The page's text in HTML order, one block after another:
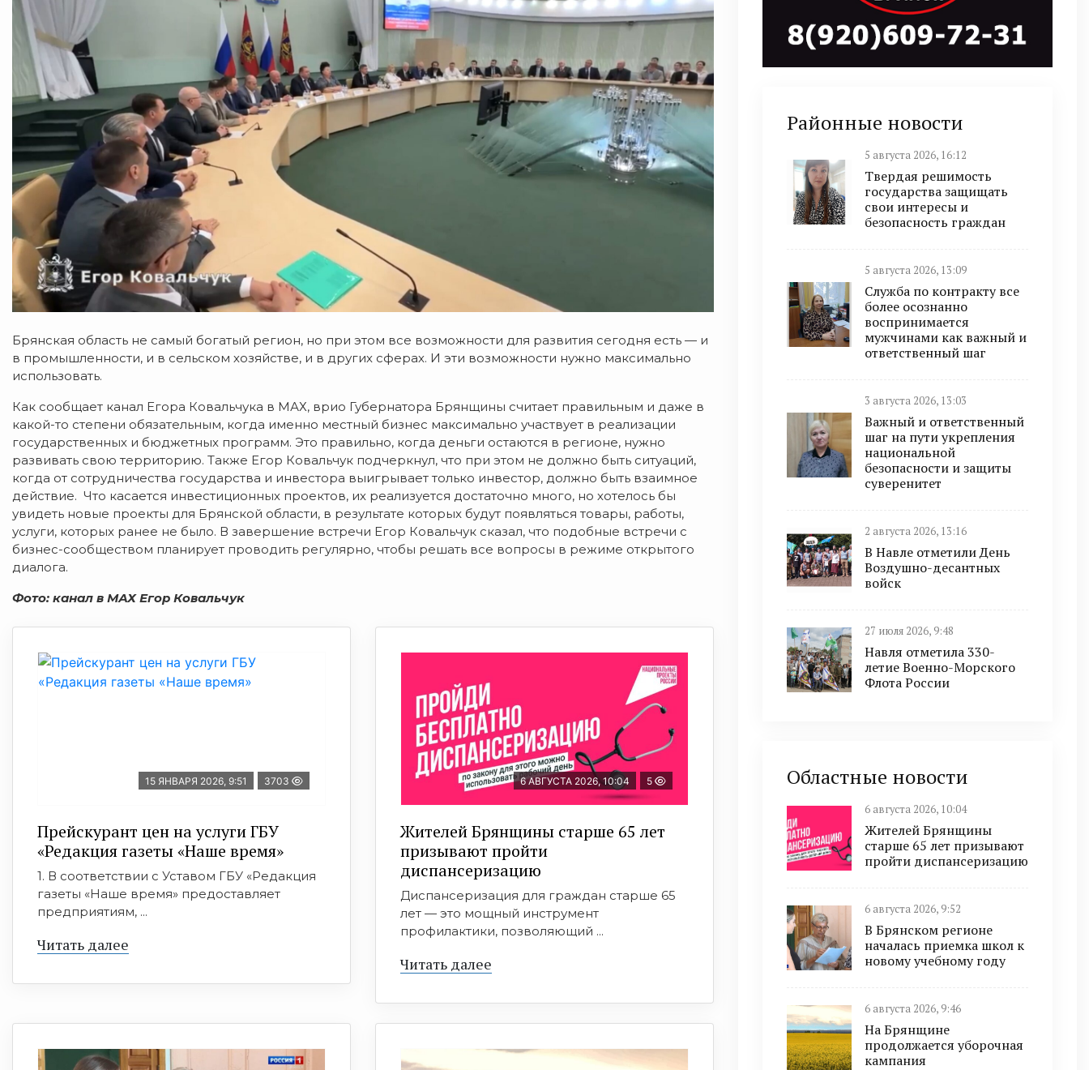
Брянская область не самый богатый регион, но при этом все возможности для развития сегодня есть — и
в промышленности, и в сельском хозяйстве, и в других сферах. И эти возможности нужно максимально
использовать.
Как сообщает канал Егора Ковальчука в МАХ, врио Губернатора Брянщины считает правильным и даже в
какой-то степени обязательным, когда именно местный бизнес максимально участвует в реализации
государственных и бюджетных программ. Это правильно, когда деньги остаются в регионе, нужно
развивать свою территорию. Также Егор Ковальчук подчеркнул, что при этом не должно быть ситуаций,
когда от сотрудничества государства и инвестора выигрывает только инвестор, должно быть взаимное
действие. Что касается инвестиционных проектов, их реализуется достаточно много, но хотелось бы
увидеть новые проекты для Брянской области, в результате которых будут появляться товары, работы,
услуги, которых ранее не было. В завершение встречи Егор Ковальчук сказал, что подобные встречи с
бизнес-сообществом планирует проводить регулярно, чтобы решать все вопросы в режиме открытого
диалога.
Фото: канал в МАХ Егор Ковальчук
15 ЯНВАРЯ 2026, 9:51 3703
Прейскурант цен на услуги ГБУ
«Редакция газеты «Наше время»
1. В соответствии с Уставом ГБУ «Редакция
газеты «Наше время» предоставляет
предприятиям, ...
Читать далее
6 АВГУСТА 2026, 10:04 5
Жителей Брянщины старше 65 лет
призывают пройти
диспансеризацию
Диспансеризация для граждан старше 65
лет — это мощный инструмент
профилактики, позволяющий ...
Читать далее
Районные новости
5 августа 2026, 16:12
Твердая решимость
государства защищать
свои интересы и
безопасность граждан
5 августа 2026, 13:09
Служба по контракту все
более осознанно
воспринимается
мужчинами как важный и
ответственный шаг
3 августа 2026, 13:03
Важный и ответственный
шаг на пути укрепления
национальной
безопасности и защиты
суверенитет
2 августа 2026, 13:16
В Навле отметили День
Воздушно-десантных
войск
27 июля 2026, 9:48
Навля отметила 330-
летие Военно-Морского
Флота России
Областные новости
6 августа 2026, 10:04
Жителей Брянщины
старше 65 лет призывают
пройти диспансеризацию
6 августа 2026, 9:52
В Брянском регионе
началась приемка школ к
новому учебному году
6 августа 2026, 9:46
На Брянщине
продолжается уборочная
кампания